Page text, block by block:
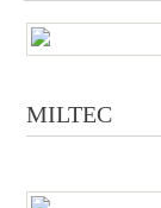
MILTEC